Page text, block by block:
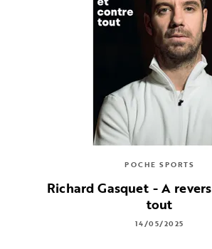
POCHE SPORTS
Richard Gasquet - A
tout
14/05/2025